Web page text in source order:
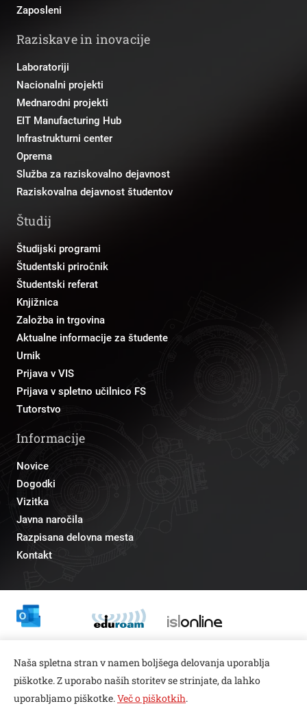
Zaposleni
Raziskave in inovacije
Laboratoriji
Nacionalni projekti
Mednarodni projekti
EIT Manufacturing Hub
Infrastrukturni center
Oprema
Služba za raziskovalno dejavnost
Raziskovalna dejavnost študentov
Študij
Študijski programi
Študentski priročnik
Študentski referat
Knjižnica
Založba in trgovina
Aktualne informacije za študente
Urnik
Prijava v VIS
Prijava v spletno učilnico FS
Tutorstvo
Informacije
Novice
Dogodki
Vizitka
Javna naročila
Razpisana delovna mesta
Kontakt
pr@fs.uni-lj.si
Naša spletna stran v namen boljšega delovanja uporablja
piškotke. Z uporabo naših storitev se strinjate, da lahko
uporabljamo piškotke.Več o piškotkih.